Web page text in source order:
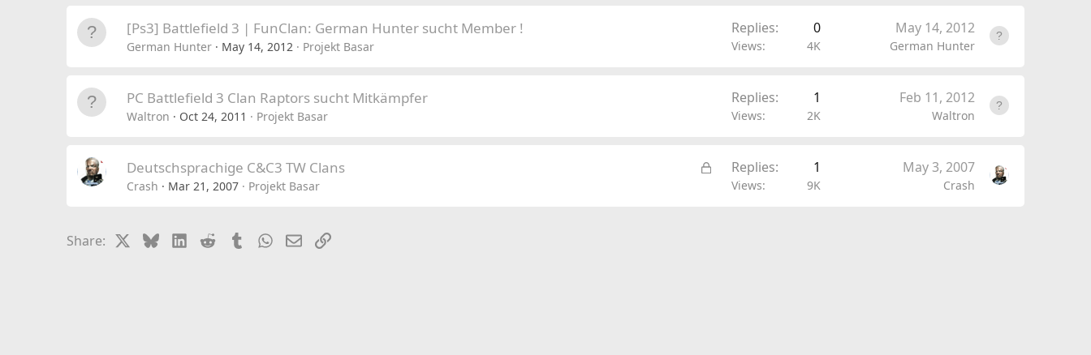
[Ps3] Battlefield 3 | FunClan: German Hunter sucht Member !
German Hunter May 14, 2012 Projekt Basar
Replies 0
Views 4K
May 14, 2012
German Hunter
PC Battlefield 3 Clan Raptors sucht Mitkämpfer
Waltron Oct 24, 2011 Projekt Basar
Replies 1
Views 2K
Feb 11, 2012
Waltron
L
Deutschsprachige C&C3 TW Clans
Crash Mar 21, 2007 Projekt Basar
Replies 1
Views 9K
May 3, 2007
Crash
Share: BlueskyLinkedIn
Reddit TumblrWhatsApp
EmailLink